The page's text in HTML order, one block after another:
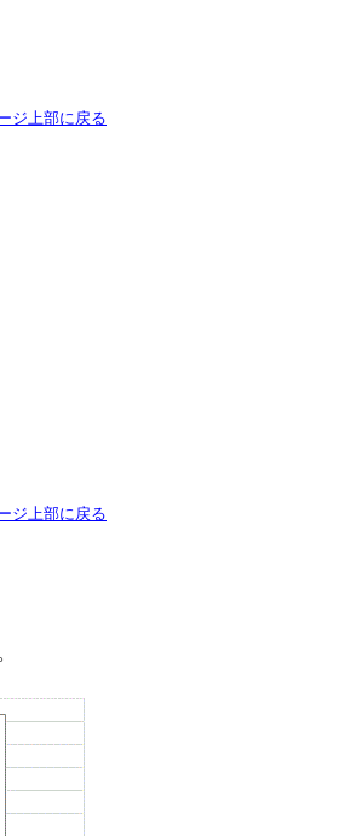
ジ上部に戻る
ジ上部に戻る